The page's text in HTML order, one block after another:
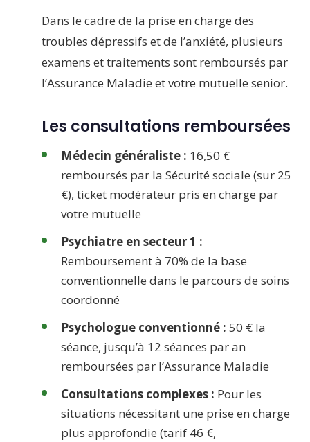
Dans le cadre de la prise en charge des
troubles dépressifs et de l’anxiété, plusieurs
examens et traitements sont remboursés par
l’Assurance Maladie et votre mutuelle senior.
Les consultations remboursées
Médecin généraliste : 16,50 €
remboursés par la Sécurité sociale (sur 25
€), ticket modérateur pris en charge par
votre mutuelle
Psychiatre en secteur 1 :
Remboursement à 70% de la base
conventionnelle dans le parcours de soins
coordonné
Psychologue conventionné : 50 € la
séance, jusqu’à 12 séances par an
remboursées par l’Assurance Maladie
Consultations complexes : Pour les
situations nécessitant une prise en charge
plus approfondie (tarif 46 €,